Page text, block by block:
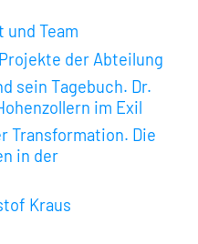
Team
der Abteilung
sein Tagebuch. Dr.
im Exil
Transformation. Die
in der
Kraus